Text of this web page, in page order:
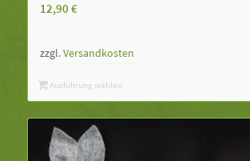
12,90 €
zzgl.Versandkosten
Ausführung wählen